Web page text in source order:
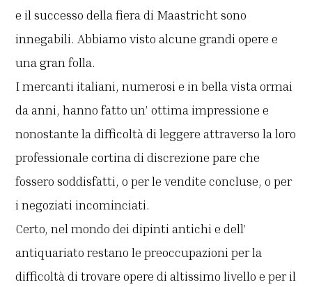
e il successo della fiera di Maastricht sono
innegabili. Abbiamo visto alcune grandi opere e
una gran folla.
I mercanti italiani, numerosi e in bella vista ormai
da anni, hanno fatto un’ ottima impressione e
nonostante la difficoltà di leggere attraverso la loro
professionale cortina di discrezione pare che
fossero soddisfatti, o per le vendite concluse, o per
i negoziati incominciati.
Certo, nel mondo dei dipinti antichi e dell’
antiquariato restano le preoccupazioni per la
difficoltà di trovare opere di altissimo livello e per il